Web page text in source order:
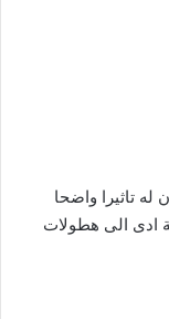
تاثيرا واضحا
ادى الى هطولات